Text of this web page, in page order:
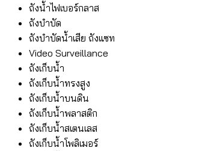
ถังน้ำไฟเบอร์กลาส
ถังบำบัด
ถังบำบัดน้ำเสีย ถังแซท
Video Surveillance
ถังเก็บน้ำ
ถังเก็บน้ำทรงสูง
ถังเก็บน้ำบนดิน
ถังเก็บน้ำพลาสติก
ถังเก็บน้ำสเตนเลส
ถังเก็บน้ำโพลิเมอร์